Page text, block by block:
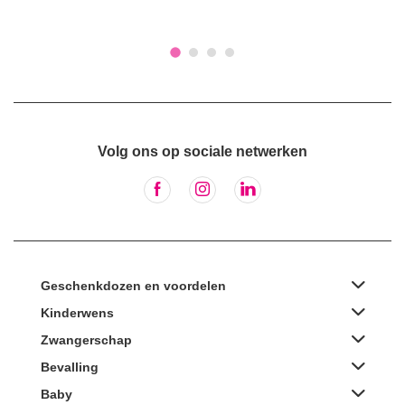
Volg ons op sociale netwerken
Geschenkdozen en voordelen
Kinderwens
Zwangerschap
Bevalling
Baby